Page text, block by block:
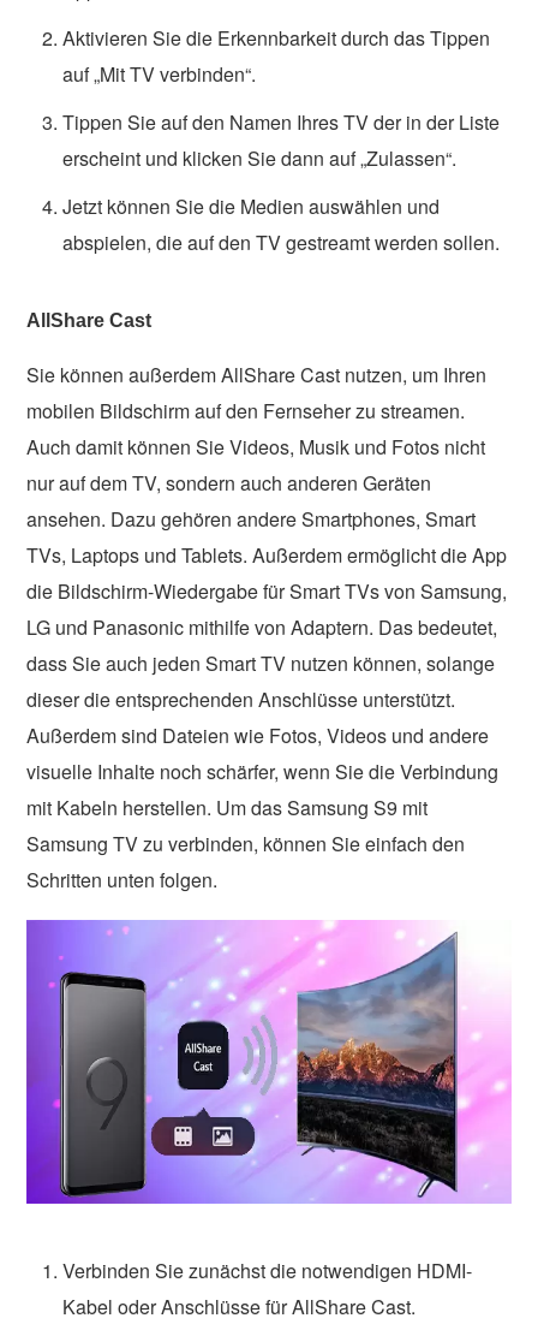
Aktivieren Sie die Erkennbarkeit durch das Tippen
auf „Mit TV verbinden“.
Tippen Sie auf den Namen Ihres TV der in der Liste
erscheint und klicken Sie dann auf „Zulassen“.
Jetzt können Sie die Medien auswählen und
abspielen, die auf den TV gestreamt werden sollen.
AllShare Cast
Sie können außerdem AllShare Cast nutzen, um Ihren
mobilen Bildschirm auf den Fernseher zu streamen.
Auch damit können Sie Videos, Musik und Fotos nicht
nur auf dem TV, sondern auch anderen Geräten
ansehen. Dazu gehören andere Smartphones, Smart
TVs, Laptops und Tablets. Außerdem ermöglicht die App
die Bildschirm-Wiedergabe für Smart TVs von Samsung,
LG und Panasonic mithilfe von Adaptern. Das bedeutet,
dass Sie auch jeden Smart TV nutzen können, solange
dieser die entsprechenden Anschlüsse unterstützt.
Außerdem sind Dateien wie Fotos, Videos und andere
visuelle Inhalte noch schärfer, wenn Sie die Verbindung
mit Kabeln herstellen. Um das Samsung S9 mit
Samsung TV zu verbinden, können Sie einfach den
Schritten unten folgen.
Verbinden Sie zunächst die notwendigen HDMI-
Kabel oder Anschlüsse für AllShare Cast.